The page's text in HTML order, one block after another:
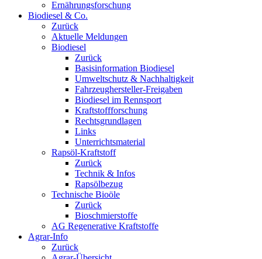
Ernährungsforschung
Biodiesel & Co.
Zurück
Aktuelle Meldungen
Biodiesel
Zurück
Basisinformation Biodiesel
Umweltschutz & Nachhaltigkeit
Fahrzeughersteller-Freigaben
Biodiesel im Rennsport
Kraftstoffforschung
Rechtsgrundlagen
Links
Unterrichtsmaterial
Rapsöl-Kraftstoff
Zurück
Technik & Infos
Rapsölbezug
Technische Bioöle
Zurück
Bioschmierstoffe
AG Regenerative Kraftstoffe
Agrar-Info
Zurück